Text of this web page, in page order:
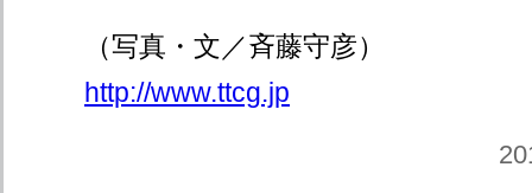
（写真・文／斉藤守彦）
http://www.ttcg.jp